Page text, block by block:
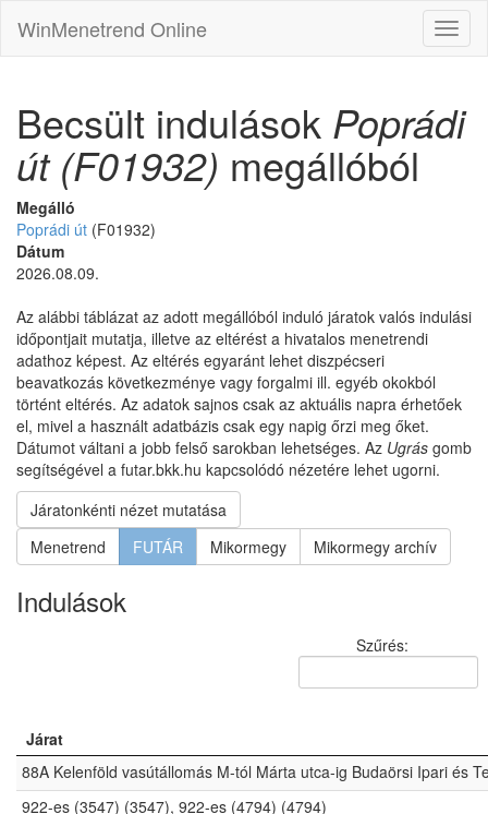
WinMenetrend Online
Becsült indulások Poprádi
út (F01932) megállóból
Megálló
Poprádi út (F01932)
Dátum
2026.08.09.
Az alábbi táblázat az adott megállóból induló járatok valós indulási
időpontjait mutatja, illetve az eltérést a hivatalos menetrendi
adathoz képest. Az eltérés egyaránt lehet diszpécseri
beavatkozás következménye vagy forgalmi ill. egyéb okokból
történt eltérés. Az adatok sajnos csak az aktuális napra érhetőek
el, mivel a használt adatbázis csak egy napig őrzi meg őket.
Dátumot váltani a jobb felső sarokban lehetséges. Az Ugrás gomb
segítségével a futar.bkk.hu kapcsolódó nézetére lehet ugorni.
Járatonkénti nézet mutatása
Menetrend
FUTÁR Mikormegy Mikormegy archív
Indulások
Szűrés:
Járat
88A Kelenföld vasútállomás M-tól Márta utca-ig Budaörsi Ipari és
922-es (3547) (3547), 922-es (4794) (4794)